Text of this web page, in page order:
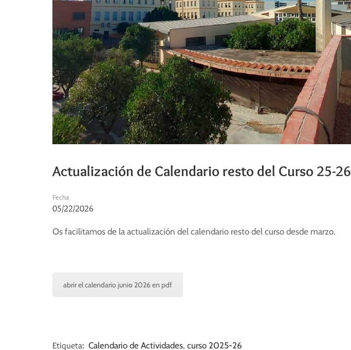
Actualización de Calendario resto del Curso 25-26
Fecha
05/22/2026
Os facilitamos de la actualización del calendario resto del curso desde marzo.
abrir el calendario junio 2026 en pdf
Etiqueta: Calendario de Actividades, curso 2025-26